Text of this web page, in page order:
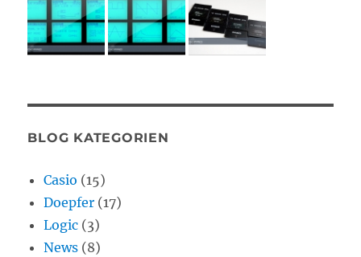
BLOG KATEGORIEN
Casio (15)
Doepfer (17)
Logic (3)
News (8)